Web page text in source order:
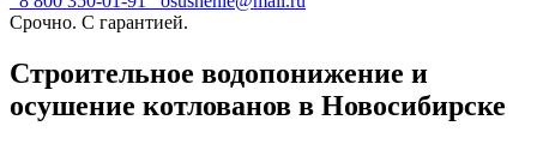
Срочно. С гарантией.
Строительное водопонижение и
осушение котлованов в Новосибирске